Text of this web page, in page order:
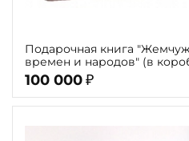
Подарочная книга
времен и народов" (в
100 000 ₽